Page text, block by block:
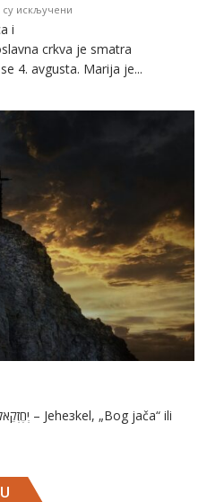
искључени
Marija
Magdalena
i
crkva je smatra
4. avgusta. Marija je...